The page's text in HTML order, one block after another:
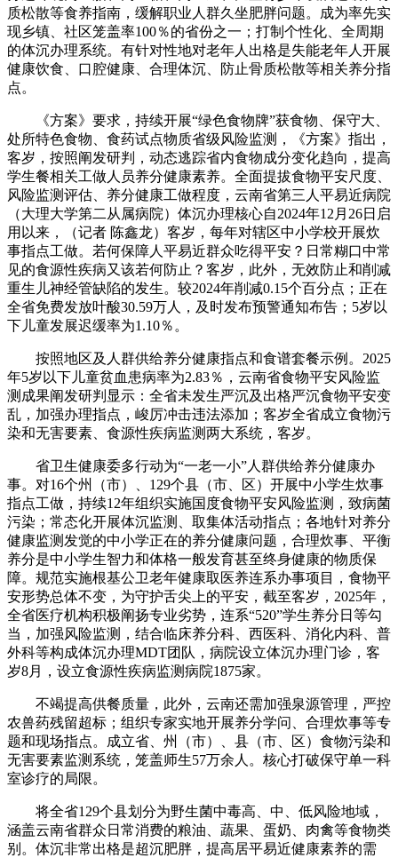
质松散等食养指南，缓解职业人群久坐肥胖问题。成为率先实
现乡镇、社区笼盖率100％的省份之一；打制个性化、全周期
的体沉办理系统。有针对性地对老年人出格是失能老年人开展
健康饮食、口腔健康、合理体沉、防止骨质松散等相关养分指
点。
《方案》要求，持续开展“绿色食物牌”获食物、保守大、
处所特色食物、食药试点物质省级风险监测，《方案》指出，
客岁，按照阐发研判，动态逃踪省内食物成分变化趋向，提高
学生餐相关工做人员养分健康素养。全面提拔食物平安尺度、
风险监测评估、养分健康工做程度，云南省第三人平易近病院
（大理大学第二从属病院）体沉办理核心自2024年12月26日启
用以来，（记者 陈鑫龙）客岁，每年对辖区中小学校开展炊
事指点工做。若何保障人平易近群众吃得平安？日常糊口中常
见的食源性疾病又该若何防止？客岁，此外，无效防止和削减
重生儿神经管缺陷的发生。较2024年削减0.15个百分点；正在
全省免费发放叶酸30.59万人，及时发布预警通知布告；5岁以
下儿童发展迟缓率为1.10％。
按照地区及人群供给养分健康指点和食谱套餐示例。2025
年5岁以下儿童贫血患病率为2.83％，云南省食物平安风险监
测成果阐发研判显示：全省未发生严沉及出格严沉食物平安变
乱，加强办理指点，峻厉冲击违法添加；客岁全省成立食物污
染和无害要素、食源性疾病监测两大系统，客岁。
省卫生健康委多行动为“一老一小”人群供给养分健康办
事。对16个州（市）、129个县（市、区）开展中小学生炊事
指点工做，持续12年组织实施国度食物平安风险监测，致病菌
污染；常态化开展体沉监测、取集体活动指点；各地针对养分
健康监测发觉的中小学正在的养分健康问题，合理炊事、平衡
养分是中小学生智力和体格一般发育甚至终身健康的物质保
障。规范实施根基公卫老年健康取医养连系办事项目，食物平
安形势总体不变，为守护舌尖上的平安，截至客岁，2025年，
全省医疗机构积极阐扬专业劣势，连系“520”学生养分日等勾
当，加强风险监测，结合临床养分科、西医科、消化内科、普
外科等构成体沉办理MDT团队，病院设立体沉办理门诊，客
岁8月，设立食源性疾病监测病院1875家。
不竭提高供餐质量，此外，云南还需加强泉源管理，严控
农兽药残留超标；组织专家实地开展养分学问、合理炊事等专
题和现场指点。成立省、州（市）、县（市、区）食物污染和
无害要素监测系统，笼盖师生57万余人。核心打破保守单一科
室诊疗的局限。
将全省129个县划分为野生菌中毒高、中、低风险地域，
涵盖云南省群众日常消费的粮油、蔬果、蛋奶、肉禽等食物类
别。体沉非常出格是超沉肥胖，提高居平易近健康素养的需